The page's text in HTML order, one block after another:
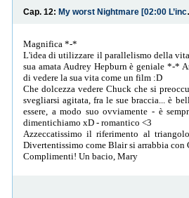
Cap. 12:
My
Magnifica *-*
L'idea di utilizzare il parallelismo della
sua amata Audrey Hepburn è geniale *-*
di vedere la sua vita come un film :D
Che dolcezza vedere Chuck che si
svegliarsi agitata, fra le sue braccia... è
essere, a modo suo ovviamente - è
dimentichiamo xD - romantico <3
Azzeccatissimo il riferimento al
Divertentissimo come Blair si arrabbia con
Complimenti! Un bacio, Mary